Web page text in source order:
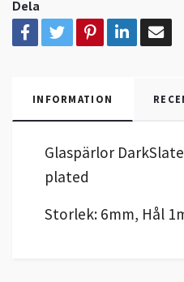
Dela
INFORMATION
Glaspärlor
plated
Storlek: 6mm, Hål